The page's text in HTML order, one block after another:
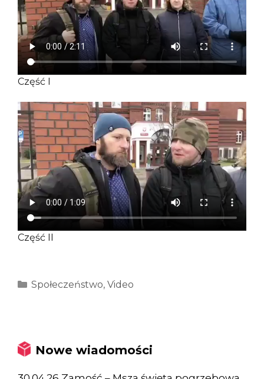
Część I
Część II
Kategorie
Społeczeństwo, Video
Nowe wiadomości